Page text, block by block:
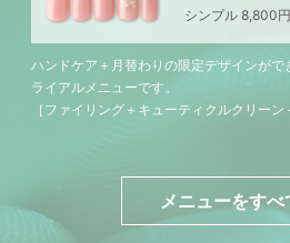
シンプル 8,800
ハンドケア＋月替わりの限定デザインがで
ライアルメニューです。
［ファイリング＋キューティクルクリーン
メニューをすべ